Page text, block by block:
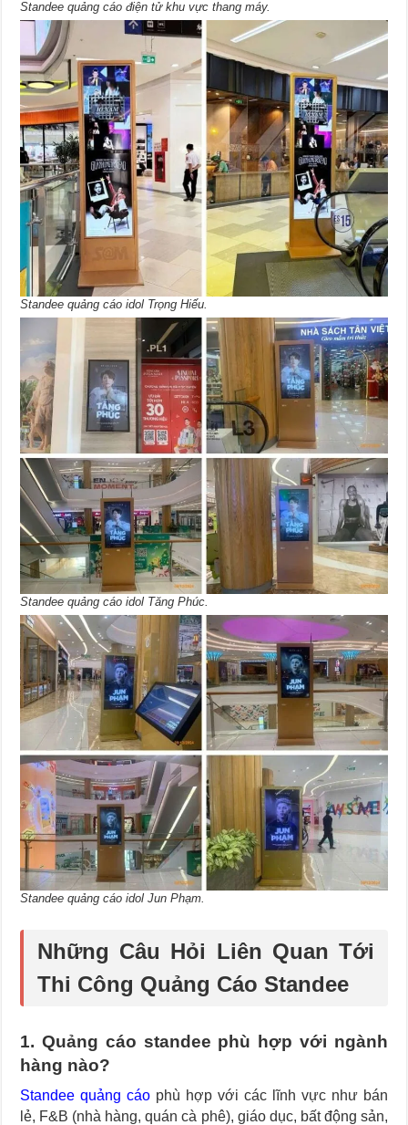
Standee quảng cáo điện tử khu vực thang máy.
Standee quảng cáo idol Trọng Hiếu.
Standee quảng cáo idol Tăng Phúc.
Standee quảng cáo idol Jun Phạm.
Những Câu Hỏi Liên Quan Tới
Thi Công Quảng Cáo Standee
1. Quảng cáo standee phù hợp với ngành
hàng nào?
Standee quảng cáo phù hợp với các lĩnh vực như bán
lẻ, F&B (nhà hàng, quán cà phê), giáo dục, bất động sản,